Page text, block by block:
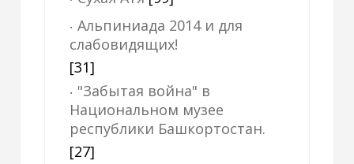
Альпиниада 2014 и для
слабовидящих!
[31]
"Забытая война" в
Национальном музее
республики Башкортостан.
[27]